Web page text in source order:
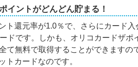
イントがどんどん貯まる！
ト還元率が1.0％で、さらにカード入
ドです。しかも、オリコカードザポ
て無料で取得することができますの
トカードなのです。